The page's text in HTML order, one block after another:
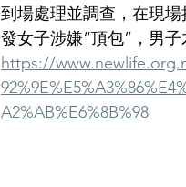
到場處理並調查，在現
發女子涉嫌“頂包”，男
https://
A2%AB%E6%8B%98